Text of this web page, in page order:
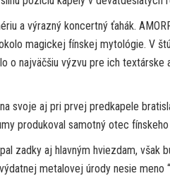
a výrazný koncertný ťahák.
magickej fínskej mytológie. V
o najväčšiu výzvu pre ich
svoje aj pri prvej predkapele
produkoval samotný otec
zadky aj hlavným hviezdam, však
metalovej úrody nesie meno